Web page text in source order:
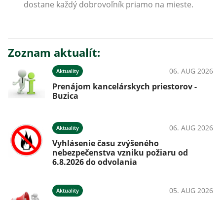
dostane každý dobrovoľník priamo na mieste.
Zoznam aktualít:
Aktuality 06. AUG 2026
Prenájom kancelárskych priestorov -
Buzica
Aktuality 06. AUG 2026
Vyhlásenie času zvýšeného
nebezpečenstva vzniku požiaru od
6.8.2026 do odvolania
Aktuality 05. AUG 2026